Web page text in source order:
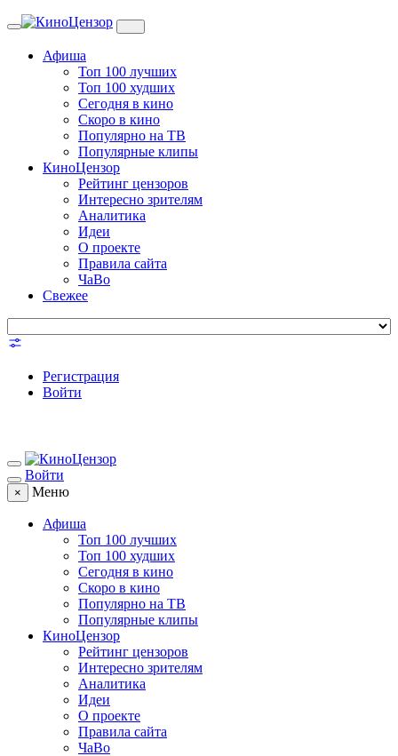
Toggle
Афиша
Топ 100 лучших
Топ 100 худших
Сегодня в кино
Скоро в кино
Популярно на ТВ
Популярные клипы
КиноЦензор
Рейтинг цензоров
Интересно зрителям
Аналитика
Идеи
О проекте
Правила сайта
ЧаВо
Свежее
Регистрация
Войти
Войти
× Меню
Афиша
Топ 100 лучших
Топ 100 худших
Сегодня в кино
Скоро в кино
Популярно на ТВ
Популярные клипы
КиноЦензор
Рейтинг цензоров
Интересно зрителям
Аналитика
Идеи
О проекте
Правила сайта
ЧаВо